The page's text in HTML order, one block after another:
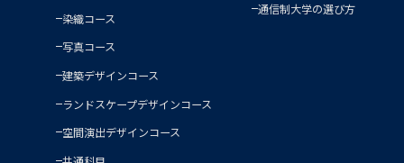
染織コース
写真コース
建築デザインコース
ランドスケープデザインコース
空間演出デザインコース
通信制大学の選び方